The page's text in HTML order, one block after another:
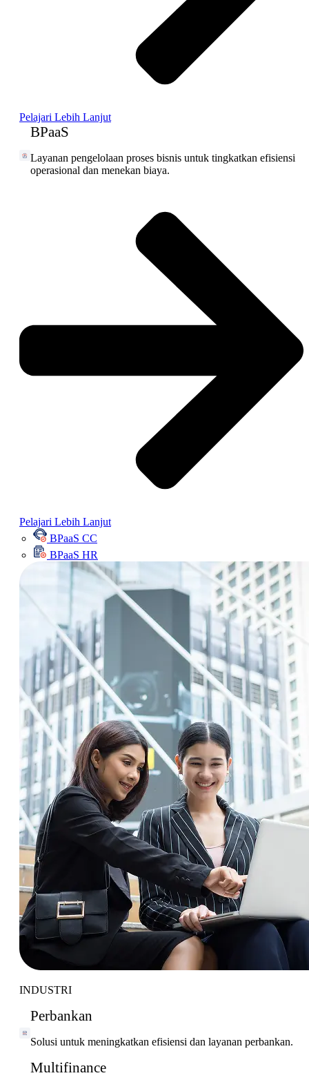
Pelajari Lebih Lanjut
BPaaS
Layanan pengelolaan proses bisnis untuk tingkatkan efisiensi
operasional dan menekan biaya.
Pelajari Lebih Lanjut
BPaaS CC
BPaaS HR
INDUSTRI
Perbankan
Solusi untuk meningkatkan efisiensi dan layanan perbankan.
Multifinance